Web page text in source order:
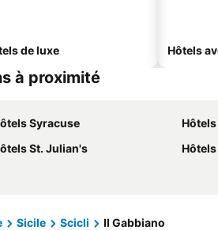
de luxe Hôtels
à proximité
Syracuse
St. Julian's Hôtels
Sicile Scicli Il Gabbiano